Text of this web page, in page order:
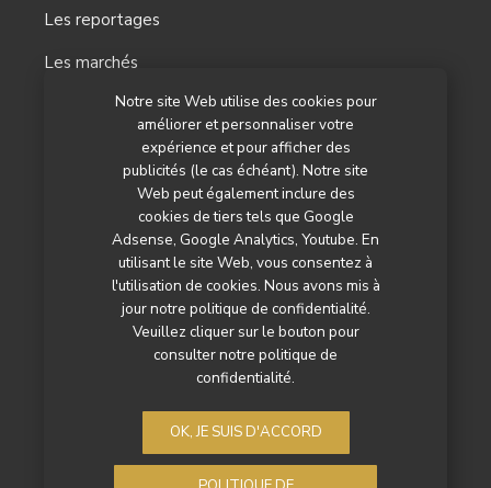
Notre site Web utilise des cookies pour
améliorer et personnaliser votre
expérience et pour afficher des
publicités (le cas échéant). Notre site
Web peut également inclure des
cookies de tiers tels que Google
Adsense, Google Analytics, Youtube. En
utilisant le site Web, vous consentez à
l'utilisation de cookies. Nous avons mis à
jour notre politique de confidentialité.
Veuillez cliquer sur le bouton pour
consulter notre politique de
confidentialité.
OK, JE SUIS D'ACCORD
Les reportages
Les marchés
Nos autres titres
Qui sommes-nous ?
Contactez-nous
Mentions légales
Politique de confidentialité